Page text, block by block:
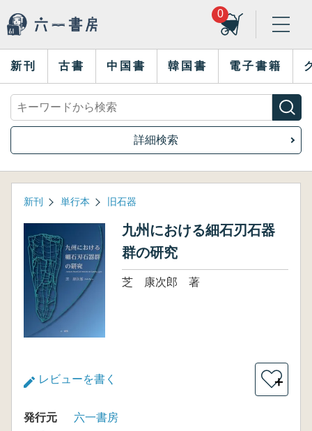
0
新刊 古書 中国書 韓国書 電子書籍
詳細検索
新刊 単行本 旧石器
九州における細石刃石器
群の研究
芝 康次郎 著
レビューを書く ＋
発行元
六一書房